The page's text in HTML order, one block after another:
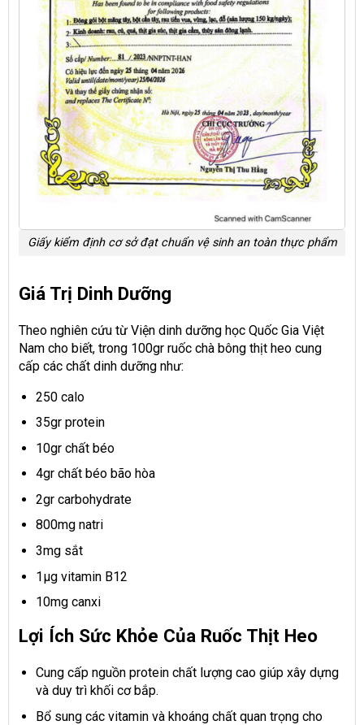
Giấy kiểm định cơ sở đạt chuẩn vệ sinh an toàn thực phẩm
Giá Trị Dinh Dưỡng
Theo nghiên cứu từ Viện dinh dưỡng học Quốc Gia Việt
Nam cho biết, trong 100gr ruốc chà bông thịt heo cung
cấp các chất dinh dưỡng như:
250 calo
35gr protein
10gr chất béo
4gr chất béo bão hòa
2gr carbohydrate
800mg natri
3mg sắt
1µg vitamin B12
10mg canxi
Lợi Ích Sức Khỏe Của Ruốc Thịt Heo
Cung cấp nguồn protein chất lượng cao giúp xây dựng
và duy trì khối cơ bắp.
Bổ sung các vitamin và khoáng chất quan trọng cho